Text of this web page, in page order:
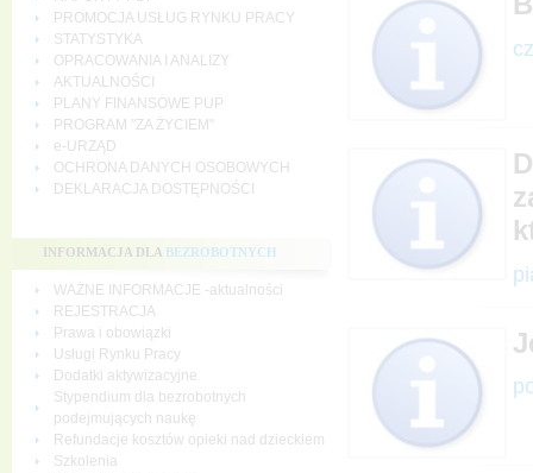
PROMOCJA USŁUG RYNKU PRACY
STATYSTYKA
OPRACOWANIA I ANALIZY
AKTUALNOŚCI
PLANY FINANSOWE PUP
PROGRAM "ZA ŻYCIEM"
e-URZĄD
OCHRONA DANYCH OSOBOWYCH
DEKLARACJA DOSTĘPNOŚCI
INFORMACJA DLA BEZROBOTNYCH
WAŻNE INFORMACJE -aktualności
REJESTRACJA
Prawa i obowiązki
Usługi Rynku Pracy
Dodatki aktywizacyjne
Stypendium dla bezrobotnych
podejmujących naukę
Refundacje kosztów opieki nad dzieckiem
Szkolenia